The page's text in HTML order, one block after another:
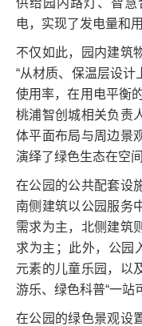
供给园内路灯、智
电，实现了发电量和
不仅如此，园内建筑
“从材质、保温层设
使用率，在用电平衡
桃浦智创城相关负责
体平面布局与周边景
演绎了绿色生态在空
在公园的公共配套设
南侧建筑以公园服务
需求为主，北侧建筑
求为主；此外，公园
元素的儿童乐园，以
游乐、绿色科普“一站
在公园的绿色景观设